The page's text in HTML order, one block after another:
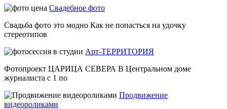
Свадебное фото
Свадьба фото это модно Как не попасться на удочку
стереотипов
Арт-ТЕРРИТОРИЯ
Фотопроект ЦАРИЦА СЕВЕРА В Центральном доме
журналиста с 1 по
Продвижение
видеороликами